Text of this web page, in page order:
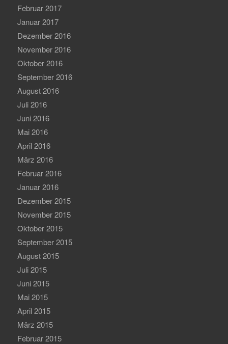
Februar 2017
Januar 2017
Dezember 2016
November 2016
Oktober 2016
September 2016
August 2016
Juli 2016
Juni 2016
Mai 2016
April 2016
März 2016
Februar 2016
Januar 2016
Dezember 2015
November 2015
Oktober 2015
September 2015
August 2015
Juli 2015
Juni 2015
Mai 2015
April 2015
März 2015
Februar 2015